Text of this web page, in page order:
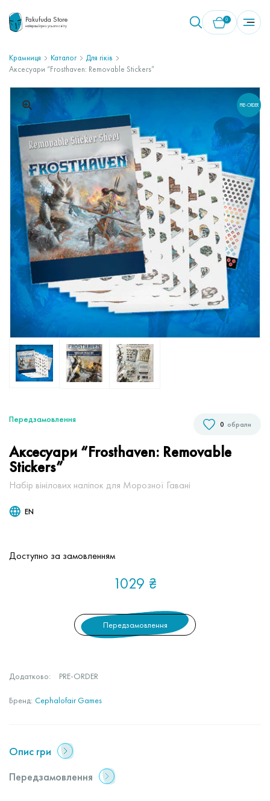
Pakufuda Store
найкращі ігри з усього світу
0
У кошику немає товарів.
Крамниця Каталог
Для гіків
Аксесуари “Frosthaven: Removable Stickers”
🔍
PRE-ORDER
Передзамовлення обрали
0
Аксесуари “Frosthaven: Removable
Stickers”
Набір вінілових наліпок для Морозної Гавані
EN
Доступно за замовленням
1029 ₴
Передзамовлення
Додатково: PRE-ORDER
Бренд: Cephalofair Games
Опис гри
Передзамовлення